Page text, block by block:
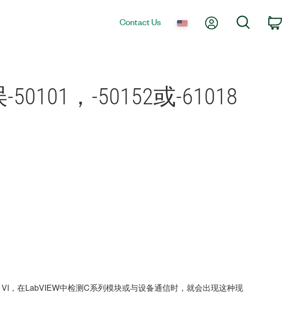
Contact Us My AccountSearch
，-50152或-61018
，在LabVIEW中检测C系列模块或与设备通信时，就会出现这种现